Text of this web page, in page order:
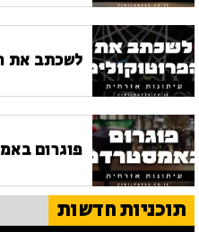
לשכתב את
פוגרום
תוכניות חדשות